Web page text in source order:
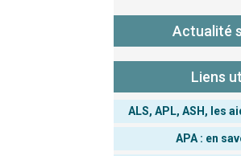
Actualité
Liens
ALS, APL, ASH, les
APA : en